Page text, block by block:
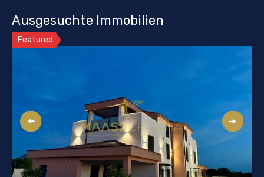
Ausgesuchte Immobilien
Featured